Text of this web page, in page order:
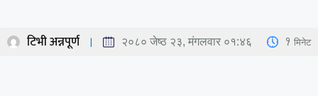
टिभी अन्नपूर्ण २०८० जेष्ठ २३, मंगलवार ०१:४६ 1 मिनेट